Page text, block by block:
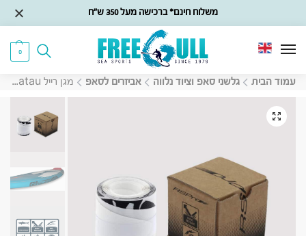
משלוח חינם* ברכישה מעל 350 ש״ח
0
עמוד הבית גלשני סאפ וציוד נלווה אביזרים לסאפ מגן רייל Rs Pro Tatau